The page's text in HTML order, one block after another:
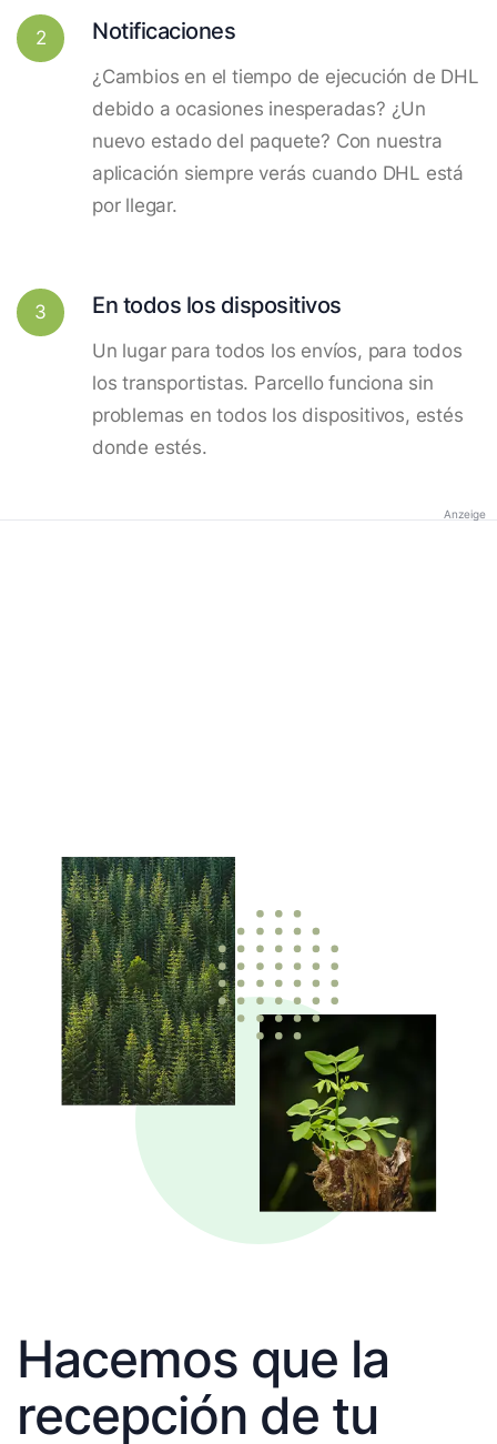
2 Notificaciones
¿Cambios en el tiempo de ejecución de DHL
debido a ocasiones inesperadas? ¿Un
nuevo estado del paquete? Con nuestra
aplicación siempre verás cuando DHL está
por llegar.
3 En todos los dispositivos
Un lugar para todos los envíos, para todos
los transportistas. Parcello funciona sin
problemas en todos los dispositivos, estés
donde estés.
Anzeige
Hacemos que la
recepción de tu